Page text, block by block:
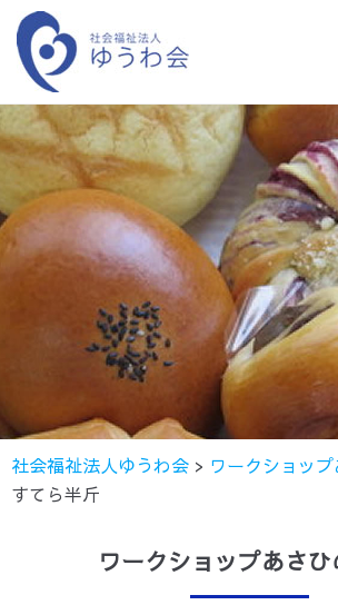
コ
ン
テ
ン
ツ
に
ス
キ
ッ
TOP
ゆうわ会とは
事業紹介
障害福祉事業一覧
ながさきワークビレッジ
サンビレッジ
ワークステーションすばる
ライフステーションすばる
ワークショップあさひA
保育事業
さくら保育園
もとお保育園
みはら保育園
貸出施設のご案内
地域貢献事業
公益事業
施設商品の紹介
ながさきワークビレッジ
ワークショップあさひ
ワークステーションすばる
クラブ活動
採用情報
お知らせ
社会福祉法人ゆうわ会 > ワークショッ
すてら半斤
ワークショップあさ